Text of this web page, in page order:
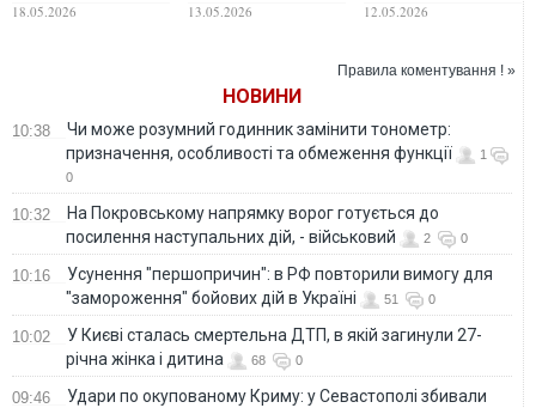
Роттердама
18.05.2026
попередження
13.05.2026
круїзному лайнері
12.05.2026
Правила коментування ! »
НОВИНИ
10:38
Чи може розумний годинник замінити тонометр:
призначення, особливості та обмеження функції
1
0
10:32
На Покровському напрямку ворог готується до
посилення наступальних дій, - військовий
2 0
10:16
Усунення "першопричин": в РФ повторили вимогу для
"замороження" бойових дій в Україні
51 0
10:02
У Києві сталась смертельна ДТП, в якій загинули 27-
річна жінка і дитина
68 0
09:46
Удари по окупованому Криму: у Севастополі збивали